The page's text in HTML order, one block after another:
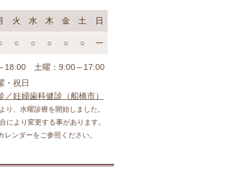
火 水 木 金 土 日
○ ○ ○ ○ ○ ー
18:00 土曜：9:00～17:00
・祝日
／妊婦歯科健診（船橋市）
り、水曜診療を開始しました。
により変更する事があります。
レンダーをご参照ください。